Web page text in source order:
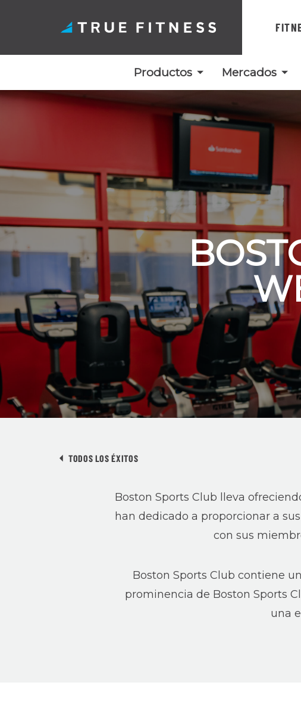
Ir
Productos Mercados
TODOS LOS ÉXITOS
Boston Sports Club lleva
han dedicado a proporcionar a
con sus
Boston Sports Club contiene
prominencia de Boston Sports
una